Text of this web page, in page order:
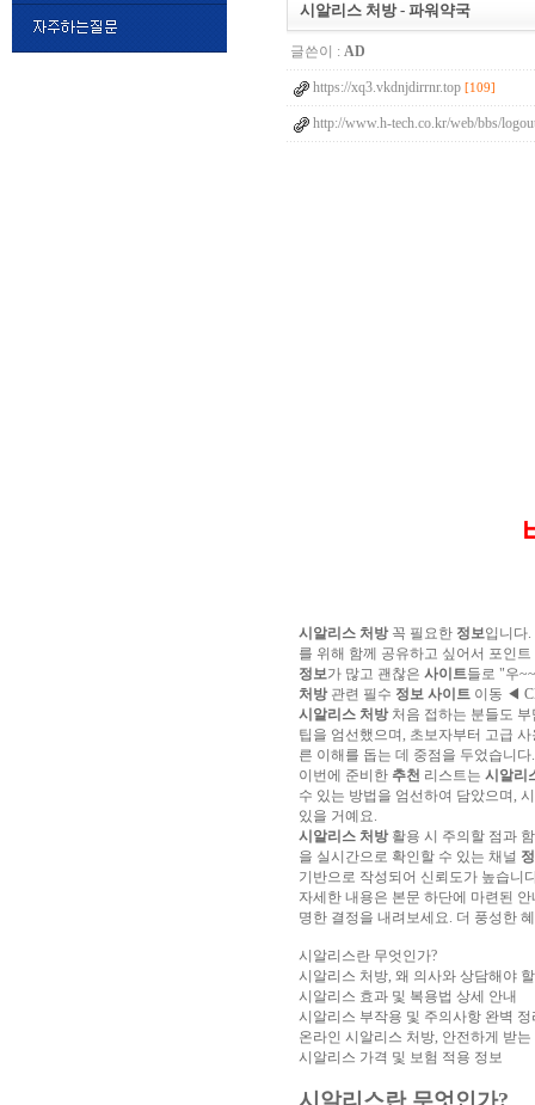
품
구
매 밍
키
넷
비
팅
아
산
만
남
찾
기 미
프
진
복
용
후
기 뉴
토
끼 유
머
아
구
매 비
아
탑-
프
리
시알리스 처방 - 파워약국
글쓴이 : AD
https://xq3.vkdnjdirrnr.top [109]
http://www.h-tech.co.kr/web/bbs/
시알리스 처방꼭 필요한 정보입니다
를 위해 함께 공유하고 싶어서 포인트
정보가 많고 괜찮은 사이트들로 "우
처방관련 필수 정보 사이트 이동 ◀
시알리스 처방처음 접하는 분들도 부
팁을 엄선했으며, 초보자부터 고급
른 이해를 돕는 데 중점을 두었습니다.
이번에 준비한 추천 리스트는 시알리
수 있는 방법을 엄선하여 담았으며,
있을 거예요.
시알리스 처방활용 시 주의할 점과
을 실시간으로 확인할 수 있는 채널
기반으로 작성되어 신뢰도가 높습니
자세한 내용은 본문 하단에 마련된
명한 결정을 내려보세요. 더 풍성한
시알리스란 무엇인가?
시알리스 처방, 왜 의사와 상담해야
시알리스 효과 및 복용법 상세 안내
시알리스 부작용 및 주의사항 완벽 정
온라인 시알리스 처방, 안전하게 받는
시알리스 가격 및 보험 적용 정보